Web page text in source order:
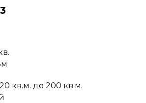
кв.м. до 200 кв.м.